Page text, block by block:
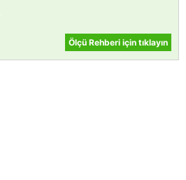
Ölçü Rehberi için tıklayın